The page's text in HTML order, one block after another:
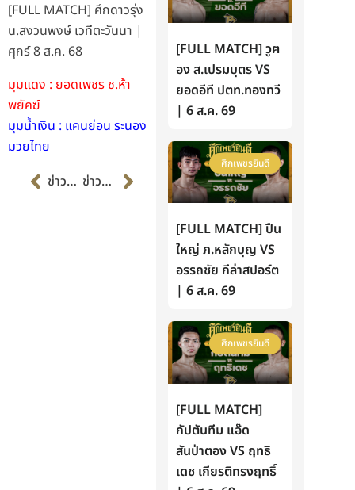
[FULL MATCH] ศึกดาวรุ่ง
น.สงวนพงษ์ เวทีตะวันนา |
ศุกร์ 8 ส.ค. 68
มุมแดง : ยอดเพชร ช.ห้า
พยัคฆ์
มุมน้ำเงิน : แคนย่อน ระนอง
มวยไทย
Prevข่าวก่อนหน้า ข่าวต่อไป Next
[FULL MATCH] วูฅ
อง ส.เปรมบุตร VS
ยอดอีที ปตท.ทองทวี
| 6 ส.ค. 69
ศึกเพชรยินดี
[FULL MATCH] ปืน
ใหญ่ ภ.หลักบุญ VS
อรรถชัย กีล่าสปอร์ต
| 6 ส.ค. 69
ศึกเพชรยินดี
[FULL MATCH]
กัปตันทีม แอ๊ด
สันป่าตอง VS ฤทธิ
เดช เกียรติทรงฤทธิ์